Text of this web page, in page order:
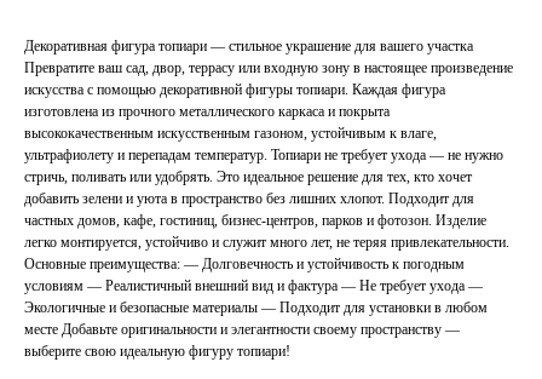
Декоративная фигура топиари — стильное украшение для вашего участка
Превратите ваш сад, двор, террасу или входную зону в настоящее произведение
искусства с помощью декоративной фигуры топиари. Каждая фигура
изготовлена из прочного металлического каркаса и покрыта
высококачественным искусственным газоном, устойчивым к влаге,
ультрафиолету и перепадам температур. Топиари не требует ухода — не нужно
стричь, поливать или удобрять. Это идеальное решение для тех, кто хочет
добавить зелени и уюта в пространство без лишних хлопот. Подходит для
частных домов, кафе, гостиниц, бизнес-центров, парков и фотозон. Изделие
легко монтируется, устойчиво и служит много лет, не теряя привлекательности.
Основные преимущества: — Долговечность и устойчивость к погодным
условиям — Реалистичный внешний вид и фактура — Не требует ухода —
Экологичные и безопасные материалы — Подходит для установки в любом
месте Добавьте оригинальности и элегантности своему пространству —
выберите свою идеальную фигуру топиари!